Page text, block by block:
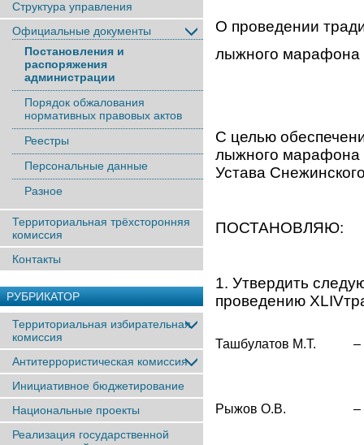
Структура управления
Официальные документы
Постановления и
распоряжения
администрации
Порядок обжалования
нормативных правовых актов
Реестры
Персональные данные
Разное
Территориальная трёхсторонняя
комиссия
Контакты
РУБРИКАТОР
Территориальная избирательная
комиссия
Антитеррористическая комиссия
Инициативное бюджетирование
Национальные проекты
Реализация государственной
О проведении
лыжного марафона
С целью
лыжного марафона
Устава
ПОСТАНОВЛЯЮ:
1. Утвердить
проведению
Ташбулатов М.Т. –
Рыжов О.В. –